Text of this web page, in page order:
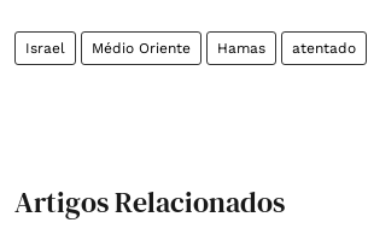
Israel Médio Oriente Hamas atentado
Artigos Relacionados